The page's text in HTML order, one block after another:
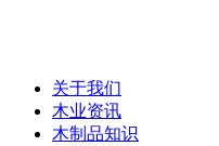
关于我们
木业资讯
木制品知识